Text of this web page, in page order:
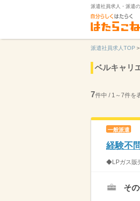
派遣社員求人・派遣
派遣社員求人TOP >
ベルキャリ
7件中 / 1～7件を
一般派遣
経験不
◆LPガス販
そ